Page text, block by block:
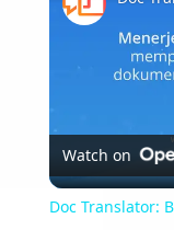
Watch on
Doc Translator: